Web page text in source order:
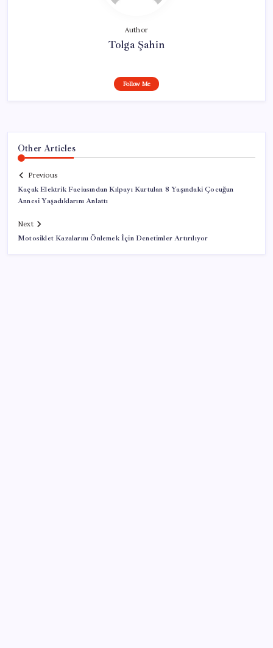
Author
Tolga Şahin
Follow Me
Other Articles
Previous
Kaçak Elektrik Faciasından Kılpayı Kurtulan 8 Yaşındaki Çocuğun
Annesi Yaşadıklarını Anlattı
Next
Motosiklet Kazalarını Önlemek İçin Denetimler Artırılıyor